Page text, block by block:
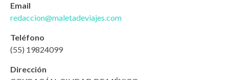
Email
redaccion@maletadeviajes.com
Teléfono
(55) 19824099
Dirección